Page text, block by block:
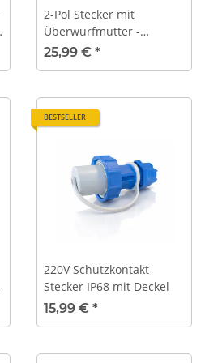
2-Pol Stecker mit
Überwurfmutter -
Schraubkontakt - DIN
25,99 € *
BESTSELLER
220V Schutzkontakt
Stecker IP68 mit Deckel
15,99 € *